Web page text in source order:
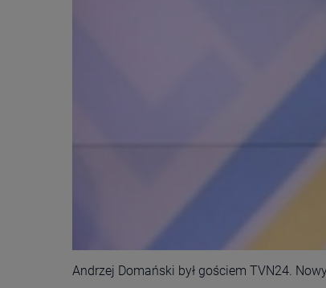
Andrzej Domański był gościem TVN24.